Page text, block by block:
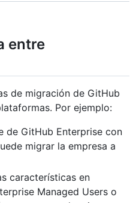
entre
de migración de GitHub
Por ejemplo:
de GitHub Enterprise con
migrar la empresa a
características en
Managed Users o